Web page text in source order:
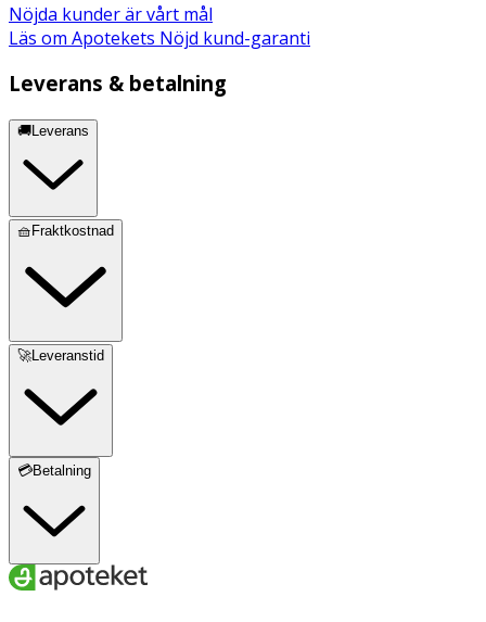
Nöjda kunder är vårt mål
Läs om Apotekets Nöjd kund-garanti
Leverans & betalning
🚚Leverans
🧺Fraktkostnad
🚀Leveranstid
💳Betalning